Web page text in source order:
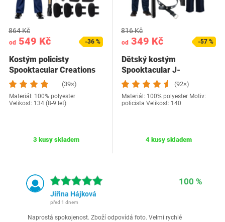
od 549 Kč
864 Kč
-36 %
Kostým policisty
Spooktacular Creations
134
(39×)
Materiál: 100% polyester
Velikost: 134 (8-9 let)
3 kusy skladem
od 349 Kč
816 Kč
-57 %
Dětský kostým
Spooktacular J-
PCTODDLER 140(92×)
Materiál: 100% polyester Motiv:
policista Velikost: 140
4 kusy skladem
100 %
Jiřina Hájková
před 1 dnem
Naprostá spokojenost. Zboží odpovídá foto. Velmi rychlé